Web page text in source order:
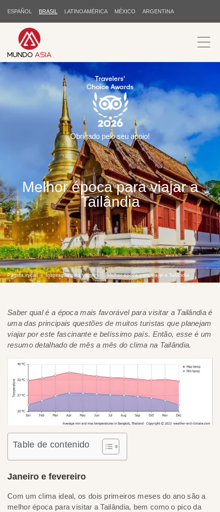
ESPAÑOL BRASIL LATINOAMÉRICA MÉXICO ARGENTINA
Melhor época para viajar a
Tailândia
Página inicial Inspiração para viagem Melhor época para viajar a Tailândia
Obrigado pelo seu apoio!
Saber qual é a época mais favorável para visitar a Tailândia é
uma das principais questões de muitos turistas que planejam
viajar por este fascinante e belíssimo país. Então, esse é um
resumo detalhado de mês a mês do clima na Tailândia.
Table de contenido
Janeiro e fevereiro
Com um clima ideal, os dois primeiros meses do ano são a
melhor época para visitar a Tailândia, bem como o pico da